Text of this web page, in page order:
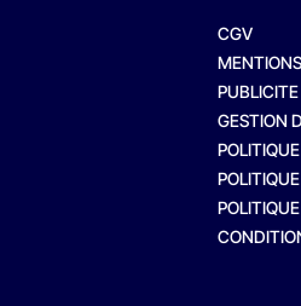
CGV
GESTION